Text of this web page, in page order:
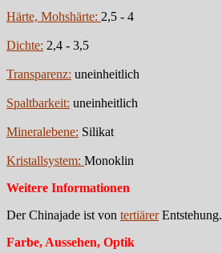
Härte, Mohshärte: 2,5 - 4
Dichte: 2,4 - 3,5
Transparenz: uneinheitlich
Spaltbarkeit: uneinheitlich
Mineralebene: Silikat
Kristallsystem: Monoklin
Weitere Informationen
Der Chinajade ist von tertiärerEntstehung.
Farbe, Aussehen, Optik